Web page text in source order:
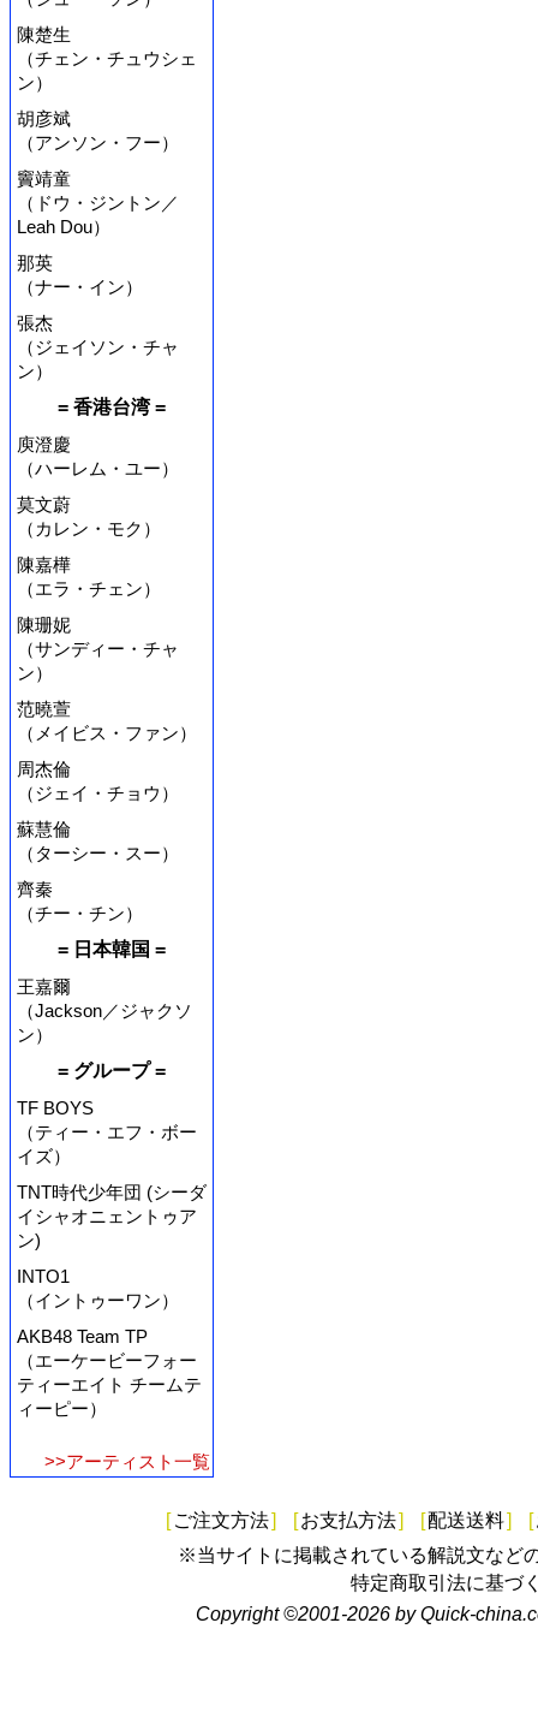
陳楚生
（チェン・チュウシェ
ン）
胡彦斌
（アンソン・フー）
竇靖童
（ドウ・ジントン／
Leah Dou）
那英
（ナー・イン）
張杰
（ジェイソン・チャ
ン）
= 香港台湾 =
庾澄慶
（ハーレム・ユー）
莫文蔚
（カレン・モク）
陳嘉樺
（エラ・チェン）
陳珊妮
（サンディー・チャ
ン）
范曉萱
（メイビス・ファン）
周杰倫
（ジェイ・チョウ）
蘇慧倫
（ターシー・スー）
齊秦
（チー・チン）
= 日本韓国 =
王嘉爾
（Jackson／ジャクソ
ン）
= グループ =
TF BOYS
（ティー・エフ・ボー
イズ）
TNT時代少年団 (シーダ
イシャオニェントゥア
ン)
INTO1
（イントゥーワン）
AKB48 Team TP
（エーケービーフォー
ティーエイト チームテ
ィーピー）
>>アーティスト一覧
[ ご注文方法] [お支払方法] [配送送料] [
※当サイトに掲載されている解説文など
特定商取引法に基づ
Copyright ©2001-2026 by Quick-